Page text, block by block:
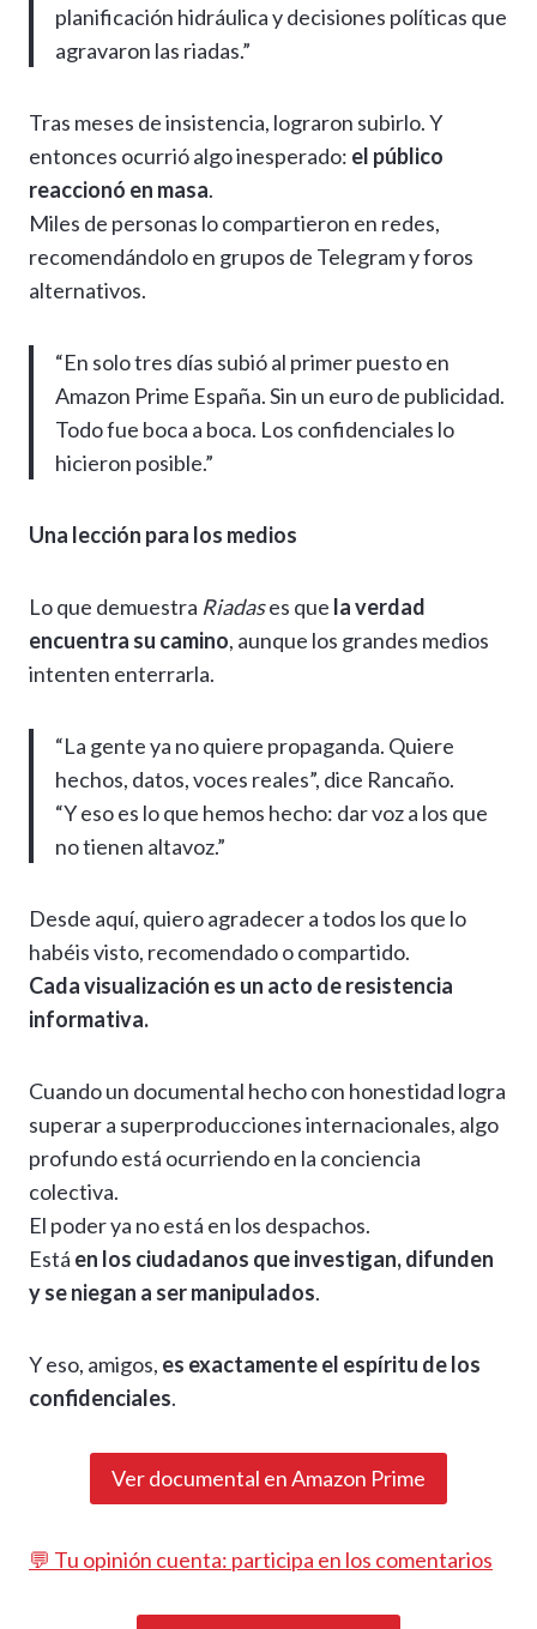
planificación hidráulica y decisiones políticas que
agravaron las riadas.”
Tras meses de insistencia, lograron subirlo. Y
entonces ocurrió algo inesperado: el público
reaccionó en masa.
Miles de personas lo compartieron en redes,
recomendándolo en grupos de Telegram y foros
alternativos.
“En solo tres días subió al primer puesto en
Amazon Prime España. Sin un euro de publicidad.
Todo fue boca a boca. Los confidenciales lo
hicieron posible.”
Una lección para los medios
Lo que demuestra Riadases que la verdad
encuentra su camino, aunque los grandes medios
intenten enterrarla.
“La gente ya no quiere propaganda. Quiere
hechos, datos, voces reales”, dice Rancaño.
“Y eso es lo que hemos hecho: dar voz a los que
no tienen altavoz.”
Desde aquí, quiero agradecer a todos los que lo
habéis visto, recomendado o compartido.
Cada visualización es un acto de resistencia
informativa.
Cuando un documental hecho con honestidad logra
superar a superproducciones internacionales, algo
profundo está ocurriendo en la conciencia
colectiva.
El poder ya no está en los despachos.
Está en los ciudadanos que investigan, difunden
y se niegan a ser manipulados.
Y eso, amigos, es exactamente el espíritu de los
confidenciales.
Ver documental en Amazon Prime
💬 Tu opinión cuenta: participa en los comentarios